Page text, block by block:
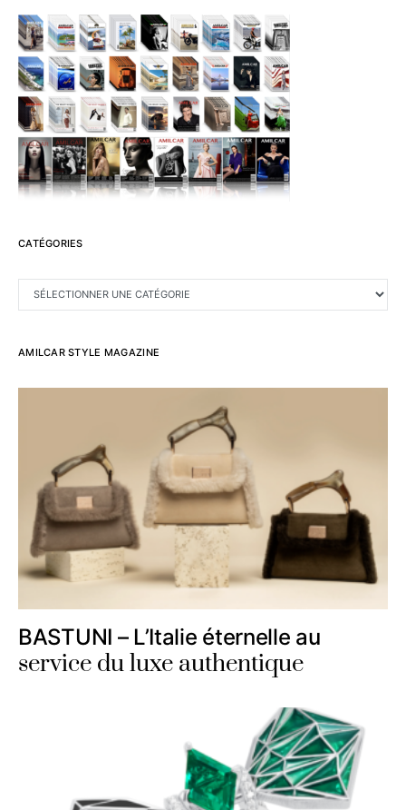
CATÉGORIES
CATÉGORIES
AMILCAR STYLE MAGAZINE
BASTUNI – L’Italie éternelle au
service du luxe authentique